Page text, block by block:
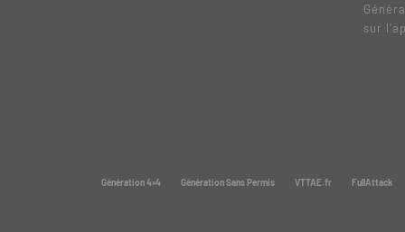
sur
Génération 4×4 Génération Sans Permis VTTAE.fr FullAttack